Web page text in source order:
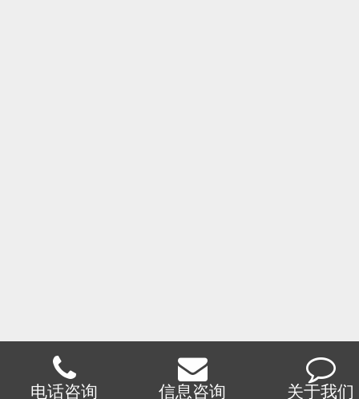
电话咨询 信息咨询 关于我们